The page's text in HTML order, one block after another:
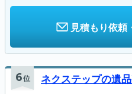
見積もり依頼
6位 ネクステップの遺